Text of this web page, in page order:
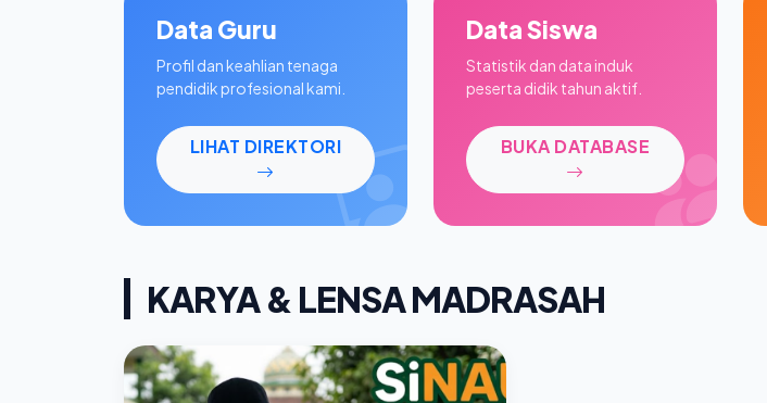
Data Guru
Profil dan keahlian tenaga
pendidik profesional kami.
LIHAT DIREKTORI
Data Siswa
Statistik dan data induk
peserta didik tahun aktif.
BUKA DATABASE
KARYA & LENSA MADRASAH